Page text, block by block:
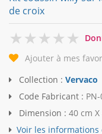
de croix
0
Ajouter à mes
Collection : Vervaco
Code Fabricant :
Dimension : 40 cm
Voir les informations